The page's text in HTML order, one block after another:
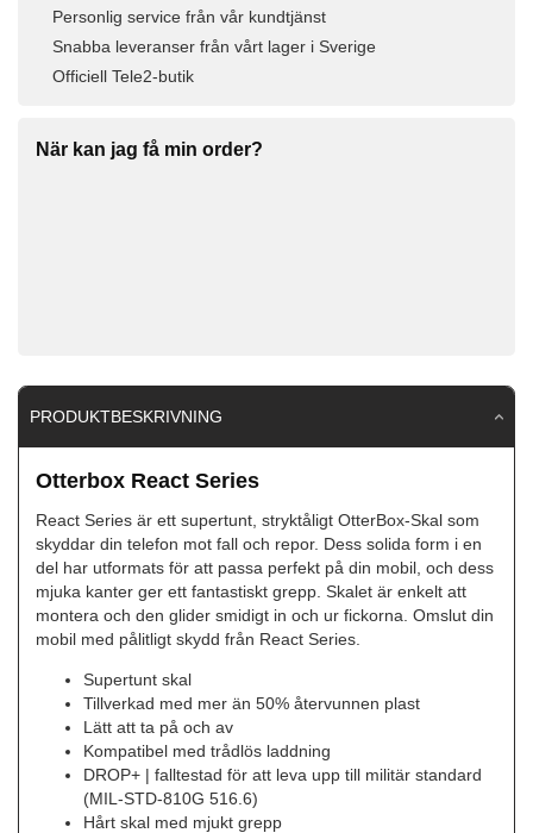
Personlig service från vår kundtjänst
Snabba leveranser från vårt lager i Sverige
Officiell Tele2-butik
När kan jag få min order?
PRODUKTBESKRIVNING
Otterbox React Series
React Series är ett supertunt, stryktåligt OtterBox-Skal som
skyddar din telefon mot fall och repor. Dess solida form i en
del har utformats för att passa perfekt på din mobil, och dess
mjuka kanter ger ett fantastiskt grepp. Skalet är enkelt att
montera och den glider smidigt in och ur fickorna. Omslut din
mobil med pålitligt skydd från React Series.
Supertunt skal
Tillverkad med mer än 50% återvunnen plast
Lätt att ta på och av
Kompatibel med trådlös laddning
DROP+ | falltestad för att leva upp till militär standard
(MIL-STD-810G 516.6)
Hårt skal med mjukt grepp